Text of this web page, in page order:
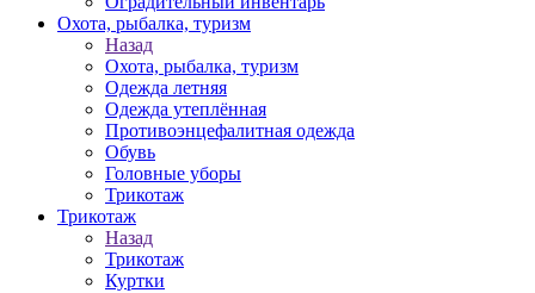
Охота, рыбалка, туризм
Назад
Охота, рыбалка, туризм
Одежда летняя
Одежда утеплённая
Противоэнцефалитная одежда
Обувь
Головные уборы
Трикотаж
Трикотаж
Назад
Трикотаж
Куртки